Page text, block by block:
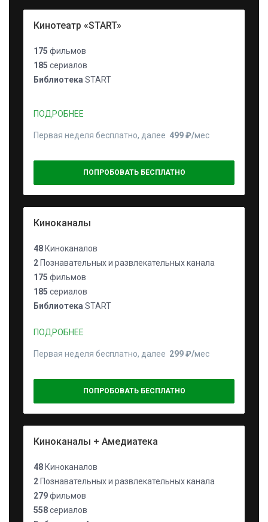
Кинотеатр «START»
175 фильмов
185 сериалов
Библиотека START
ПОДРОБНЕЕ
Первая неделя бесплатно, далее 499 ₽⁠/⁠мес
ПОПРОБОВАТЬ БЕСПЛАТНО
Киноканалы
48 Киноканалов
2 Познавательных и развлекательных канала
175 фильмов
185 сериалов
Библиотека START
ПОДРОБНЕЕ
Первая неделя бесплатно, далее 299 ₽⁠/⁠мес
ПОПРОБОВАТЬ БЕСПЛАТНО
Киноканалы + Амедиатека
48 Киноканалов
2 Познавательных и развлекательных канала
279фильмов
558сериалов